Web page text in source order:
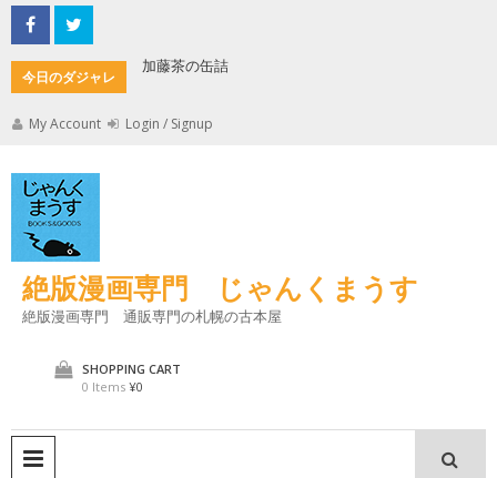
Skip
to
content
今日のダジャレ
加藤茶の缶詰
My Account Login / Signup
絶版漫画専門 じゃんくまうす
絶版漫画専門 通販専門の札幌の古本屋
SHOPPING CART
0 Items ¥0